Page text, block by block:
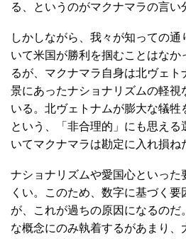
る、というのがマクナマラの言い
しかしながら、我々が知っての
いて米国が勝利を掴むことはなか
るが、マクナマラ自身は北ヴェ
景にあったナショナリズムの軽視
いる。北ヴェトナムが膨大な犠牲
という、「非合理的」にも思え
いてマクナマラは勘定に入れ損ね
ナショナリズムや愛国心といった
くい。このため、数字に基づく
が、これが過ちの原因になるの
な概念にのみ執着するがあまり、